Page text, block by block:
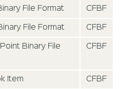
File Format CFBF
File Format CFBF
Binary File
CFBF
Item CFBF